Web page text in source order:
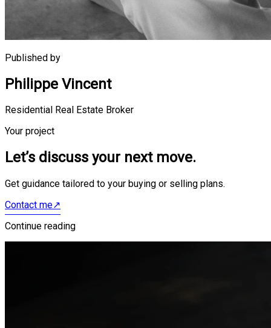
Published by
Philippe Vincent
Residential Real Estate Broker
Your project
Let’s discuss your next move.
Get guidance tailored to your buying or selling plans.
Contact me↗
Continue reading